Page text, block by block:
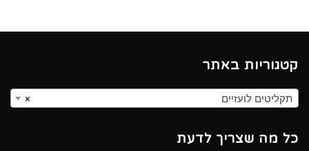
קטגוריות באתר
× תקליטים לועזיים
כל מה שצריך לדעת